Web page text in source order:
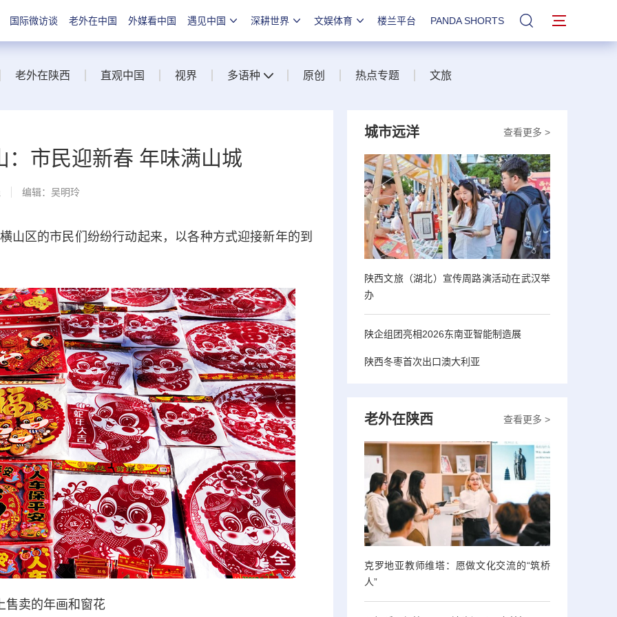
国际微访谈 老外在中国 外媒看中国 遇见中国 深耕世界 文娱体育 楼兰平台 PANDA SHORTS 站内搜索
老外在陕西 直观中国 视界 多语种 原创 热点专题 文旅
市民迎新春 年味满山城
编辑：吴明玲
区的市民们纷纷行动起来，以各种方式迎接新年的到
售卖的年画和窗花
查看更多 >
城市远洋
陕西文旅（湖北）宣传周路演活动在武汉举
办
陕企组团亮相2026东南亚智能制造展
陕西冬枣首次出口澳大利亚
查看更多 >
老外在陕西
克罗地亚教师维塔：愿做文化交流的“筑桥
人”